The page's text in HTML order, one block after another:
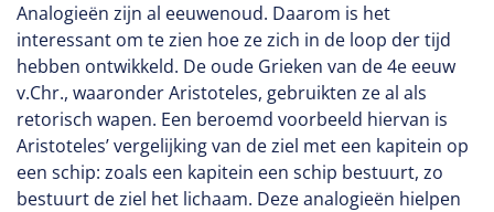
Analogieën zijn al eeuwenoud. Daarom is het
interessant om te zien hoe ze zich in de loop der tijd
hebben ontwikkeld. De oude Grieken van de 4e eeuw
v.Chr., waaronder Aristoteles, gebruikten ze al als
retorisch wapen. Een beroemd voorbeeld hiervan is
Aristoteles’ vergelijking van de ziel met een kapitein op
een schip: zoals een kapitein een schip bestuurt, zo
bestuurt de ziel het lichaam. Deze analogieën hielpen